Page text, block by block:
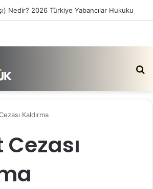
Nedir? 2026 Türkiye Yabancılar Hukuku
Kaldırma